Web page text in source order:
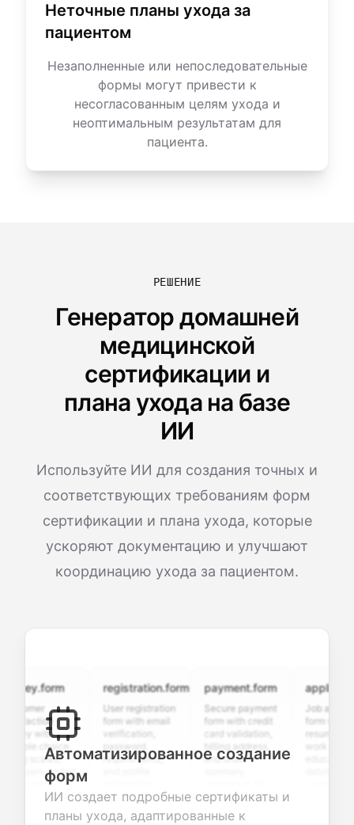
Неточные планы ухода за
пациентом
Незаполненные или непоследовательные
формы могут привести к
несогласованным целям ухода и
неоптимальным результатам для
пациента.
РЕШЕНИЕ
Генератор домашней
медицинской
сертификации и
плана ухода на базе
ИИ
Используйте ИИ для создания точных и
соответствующих требованиям форм
сертификации и плана ухода, которые
ускоряют документацию и улучшают
координацию ухода за пациентом.
with
choice,
ended
valuable
products or
registration.form
User registration
form with email
verification,
requirements,
and profile
information
fields for
account
payment.form
Secure payment
form with credit
card validation,
and order
smooth e-
transactions.
Job application
form with
resume upload,
education
screening
Автоматизированное создание
форм
ИИ создает подробные сертификаты и
планы ухода, адаптированные к